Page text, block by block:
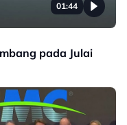
01:44
pada Julai